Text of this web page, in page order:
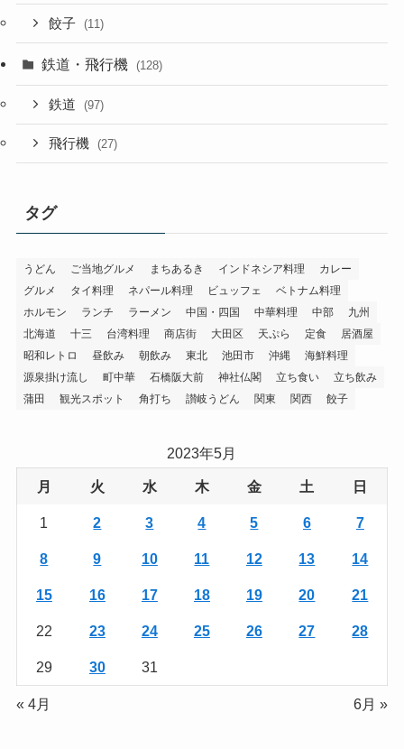
餃子 (11)
鉄道・飛行機 (128)
鉄道 (97)
飛行機 (27)
タグ
うどん ご当地グルメ まちあるき インドネシア料理
カレー
グルメ
タイ料理 ネパール料理 ビュッフェ
ベトナム料理
ホルモン
ランチ ラーメン 中国・四国 中華料理 中部
九州
北海道
十三 台湾料理 商店街 大田区 天ぷら 定食
居酒屋
昭和レトロ
昼飲み 朝飲み 東北 池田市 沖縄
海鮮料理
源泉掛け流し
町中華 石橋阪大前 神社仏閣 立ち食い
立ち飲み
蒲田
観光スポット 角打ち 讃岐うどん 関東 関西 餃子
2023年5月
月 火 水 木 金 土 日
1 2 3 4 5 6 7
8 9 10 11 12 13 14
15 16 17 18 19 20 21
22 23 24 25 26 27 28
29 30 31
« 4月 6月 »